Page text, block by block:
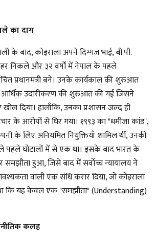
का दाग
के बाद, कोइराला अपने दिग्गज भाई, बी.पी.
निकले और ३२ वर्षों में नेपाल के पहले
प्रधानमंत्री बने। उनके कार्यकाल की शुरुआत
आर्थिक उदारीकरण की शुरुआत की गई जिसने
दिया। हालाँकि, उनका प्रशासन जल्द ही
के आरोपों से घिर गया। १९९३ का "धमीजा कांड",
के लिए अनियमित नियुक्तियाँ शामिल थीं, उनकी
पहले घोटालों में से एक था। इसके बाद भारत के
समझौता हुआ, जिसे बाद में सर्वोच्च न्यायालय ने
वाली एक संधि करार दिया, जो कोइराला
कि यह केवल एक "समझौता" (Understanding)
कलह